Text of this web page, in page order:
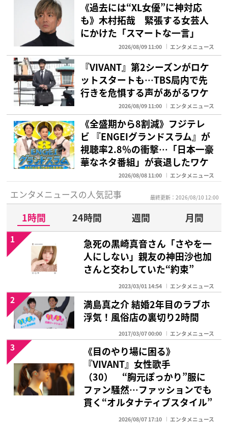
《過去には“XL女優”に神対応
も》木村拓哉 緊張する女芸人
にかけた「スマートな一言」
2026/08/09 11:00 エンタメニュース
『VIVANT』第2シーズンがロケ
ットスタートも…TBS局内で先
行きを危惧する声があがるワケ
2026/08/09 11:00 エンタメニュース
《全盛期から8割減》フジテレ
ビ 『ENGEIグランドスラム』が
視聴率2.8％の衝撃…「日本一豪
華なネタ番組」が衰退したワケ
2026/08/08 11:00 エンタメニュース
エンタメニュースの人気記事 最終更新：2026/08/10 12:00
1時間 24時間 週間
月間
急死の黒崎真音さん「さやを一
人にしない」親友の神田沙也加
さんと交わしていた“約束”
2023/03/01 14:54 エンタメニュース
1
満島真之介 結婚2年目のラブホ
浮気！風俗店の裏切り2時間
2017/03/07 00:00 エンタメニュース
2
《目のやり場に困る》
『VIVANT』女性歌手
（30） “胸元ぽっかり”服に
ファン騒然…ファッションでも
貫く“オルタナティブスタイル”
2026/08/07 17:10 エンタメニュース
3